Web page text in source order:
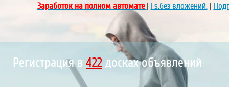
Заработок на полном автомате| Fs.без вложений.|
Регистрация в 462 досках объявлений